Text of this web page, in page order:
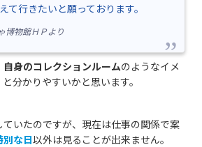
て行きたいと願っております。
博物館ＨＰより
自身のコレクションルームのようなイメ
分かりやすいかと思います。
いたのですが、現在は仕事の関係で案
別な日以外は見ることが出来ません。